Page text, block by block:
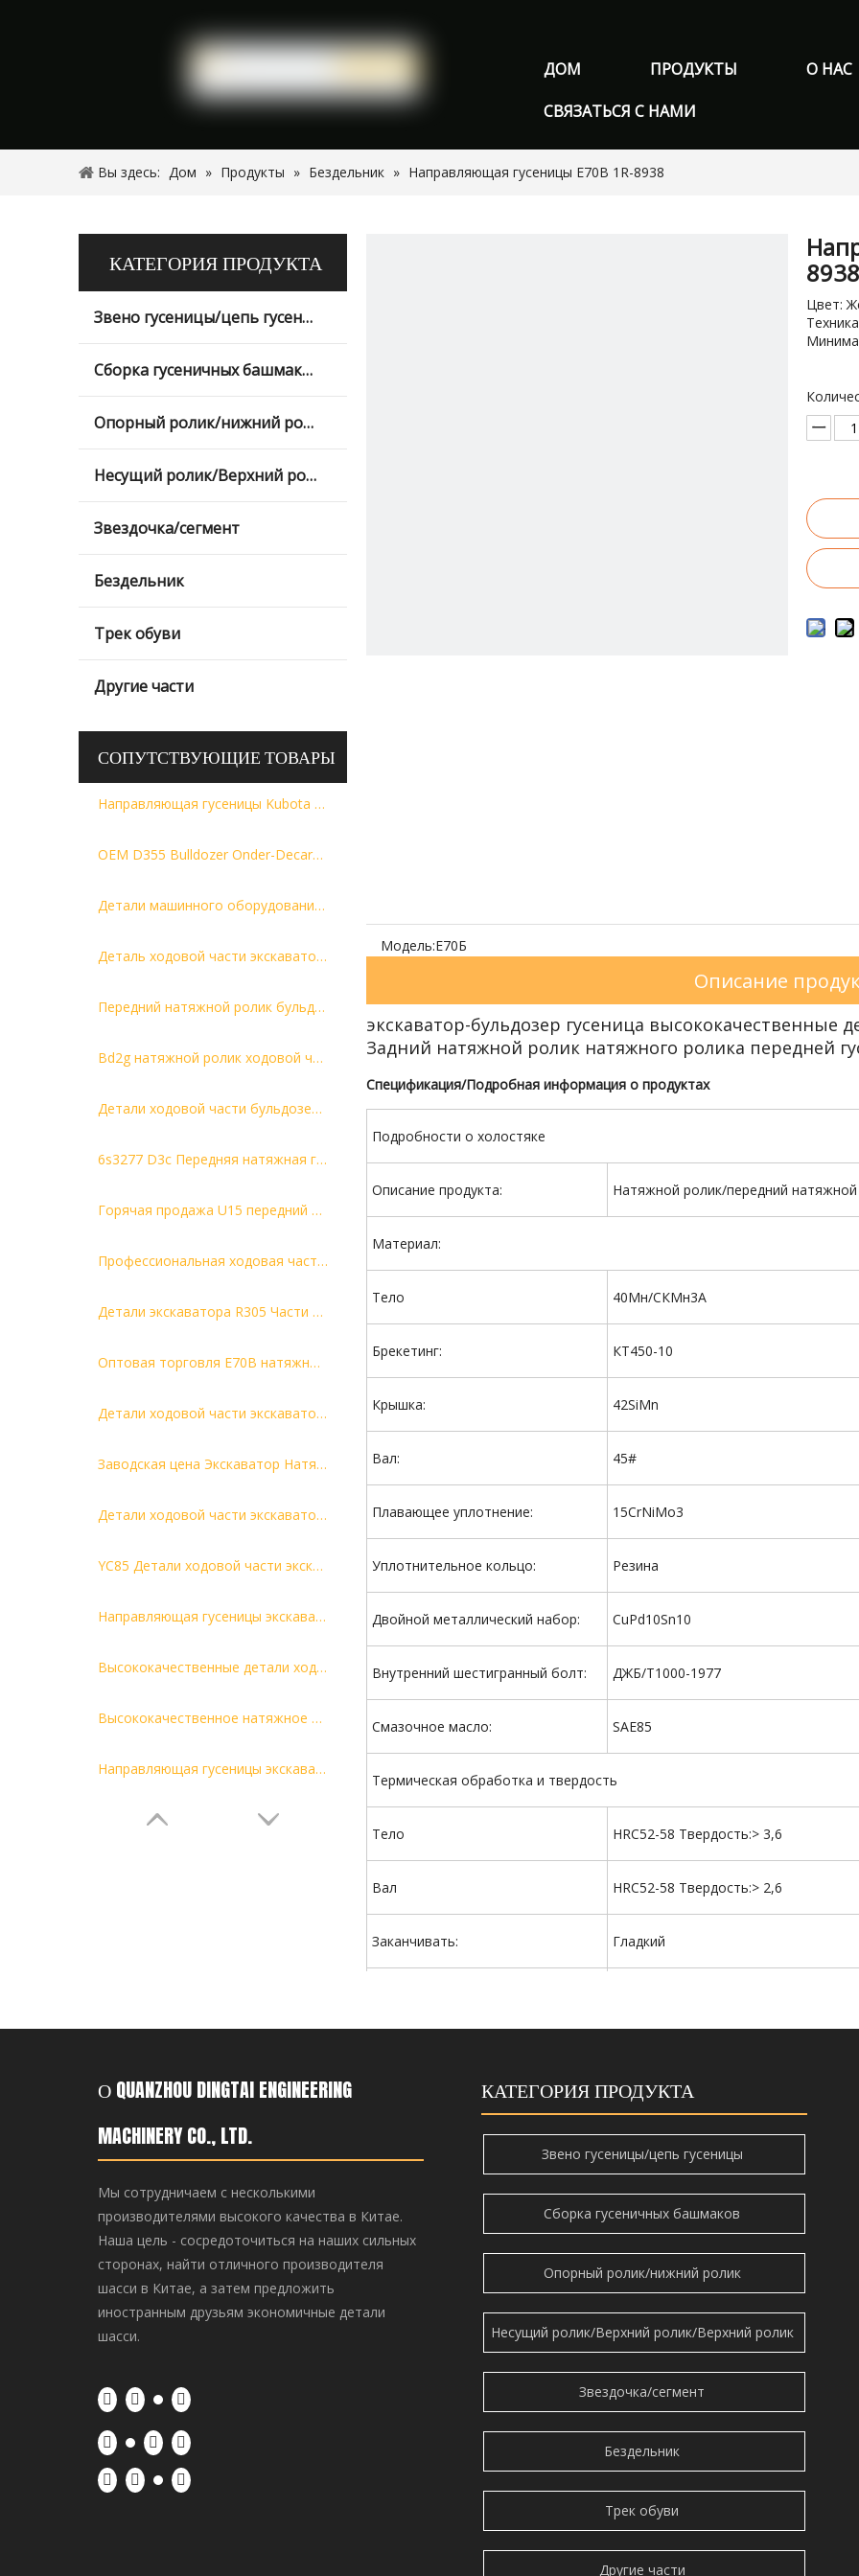
ДОМ ПРОДУКТЫ О НАС
СВЯЗАТЬСЯ С НАМИ
Вы здесь: Дом » Продукты » Бездельник » Направляющая гусеницы E70B 1R-8938
КАТЕГОРИЯ ПРОДУКТА
Звено гусеницы/цепь гусеницы
Сборка гусеничных башмаков
Опорный ролик/нижний ролик
Несущий ролик/Верхний ролик/Верхний ролик
Звездочка/сегмент
Бездельник
Трек обуви
Другие части
СОПУТСТВУЮЩИЕ ТОВАРЫ
Направляющая гусеницы Kubota SVL75 SVL95 Передний Ldler V0631-22900
OEM D355 Bulldozer Onder-Decardies Carts195-30-00055 195-30-00470 195-30-00280
Детали машинного оборудования Приводной натяжной ролик D60 Детали ходовой части бульдозера Гусеничный передний натяжной ролик
Деталь ходовой части экскаватора D51px-22 Передний натяжной ролик (натяжное колесо) 12y-30-00011 Натяжной ролик
Передний натяжной ролик бульдозера D31 11y-30-00010/113-30-00140 Детали ходовой части бульдозера
Bd2g натяжной ролик ходовой части бульдозера, передний натяжной ролик для Mitsubishi
Детали ходовой части бульдозера D5c Передний натяжной ролик 20y-30-00320 Натяжной ролик
6s3277 D3c Передняя натяжная гусеница, часть ходовой части бульдозера, Cr3004
Горячая продажа U15 передний натяжной ролик, цена со скидкой на натяжной ролик
Профессиональная ходовая часть экскаватора разделяет переднее натяжное колесо ЭК210Б мини переднее натяжное устройство
Детали экскаватора R305 Части шасси строительной техники переднего натяжителя гусеницы
Оптовая торговля E70B натяжное колесо в сборе с пружиной и регулятором гусеницы в сборе натяжной ролик
Детали ходовой части экскаватора высшего качества Натяжной ролик звездочки для мини-экскаватора ZAX55 Натяжной ролик
Заводская цена Экскаватор Натяжной ролик Ковка Натяжной ролик в сборе Детали ходовой части экскаватора Передний натяжной ролик
Детали ходовой части экскаватора PC56 Натяжное колесо Направляющее колесо Высококачественные детали
YC85 Детали ходовой части экскаватора Натяжное колесо Высококачественные детали
Направляющая гусеницы экскаватора VIO55
Высококачественные детали ходовой части экскаватора натяжное колесо E120B
Высококачественное натяжное колесо деталей ходовой части экскаватора DH300
Направляющая гусеницы экскаватора B37-2
8938
Цвет:
Модель:Е70Б
Описание
экскаватор-бульдозер гусеница высококачественные
Задний натяжной ролик натяжного ролика передней
Спецификация/Подробная информация о продуктах
Подробности о холостяке
Описание продукта: Натяжной ролик/передний
Материал:
Тело 40Мн/СКМн3А
Брекетинг: КТ450-10
Крышка: 42SiMn
Вал: 45#
Плавающее уплотнение: 15CrNiMo3
Уплотнительное кольцо: Резина
Двойной металлический набор: CuPd10Sn10
Внутренний шестигранный болт: ДЖБ/Т1000-1977
Смазочное масло: SAE85
Термическая обработка и твердость
Тело HRC52-58 Твердость:> 3,6
Вал HRC52-58 Твердость:> 2,6
Заканчивать: Гладкий
Место оригинала: Китай (Мианланд)
Упаковка: Стандартный экспортный
передний
О QUANZHOU DINGTAI ENGINEERING
MACHINERY CO., LTD.
Мы сотрудничаем с несколькими
производителями высокого качества в Китае.
Наша цель - сосредоточиться на наших сильных
сторонах, найти отличного производителя
шасси в Китае, а затем предложить
иностранным друзьям экономичные детали
шасси.
КАТЕГОРИЯ ПРОДУКТА
Звено гусеницы/цепь гусеницы
Сборка гусеничных башмаков
Опорный ролик/нижний ролик
Несущий ролик/Верхний ролик/Верхний ролик
Звездочка/сегмент
Бездельник
Трек обуви
Другие части